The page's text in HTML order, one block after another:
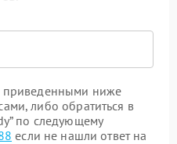
приведенными ниже
либо обратиться в
по следующему
если не нашли ответ на